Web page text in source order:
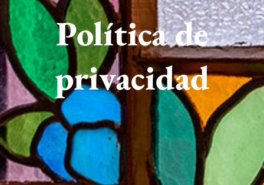
Política de
privacidad